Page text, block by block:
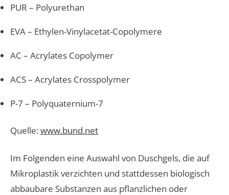
PUR – Polyurethan
EVA – Ethylen-Vinylacetat-Copolymere
AC – Acrylates Copolymer
ACS – Acrylates Crosspolymer
P-7 – Polyquaternium-7
Quelle:www.bund.net
Im Folgenden eine Auswahl von Duschgels, die auf
Mikroplastik verzichten und stattdessen biologisch
abbaubare Substanzen aus pflanzlichen oder